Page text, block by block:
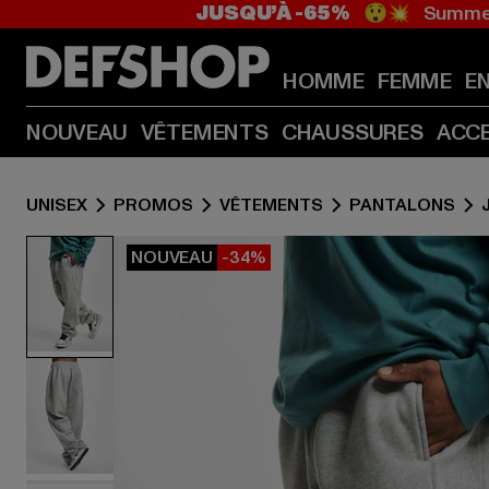
JUSQU’À -65% 😲💥
HOMME FEMME
NOUVEAU VÊTEMENTS CHAUSSURES
UNISEX PROMOS VÊTEMENTS PANTALONS
NOUVEAU -34%